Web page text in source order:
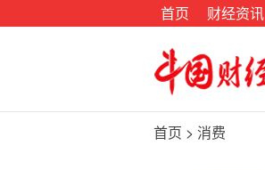
首页 财经资讯
首页 > 消费